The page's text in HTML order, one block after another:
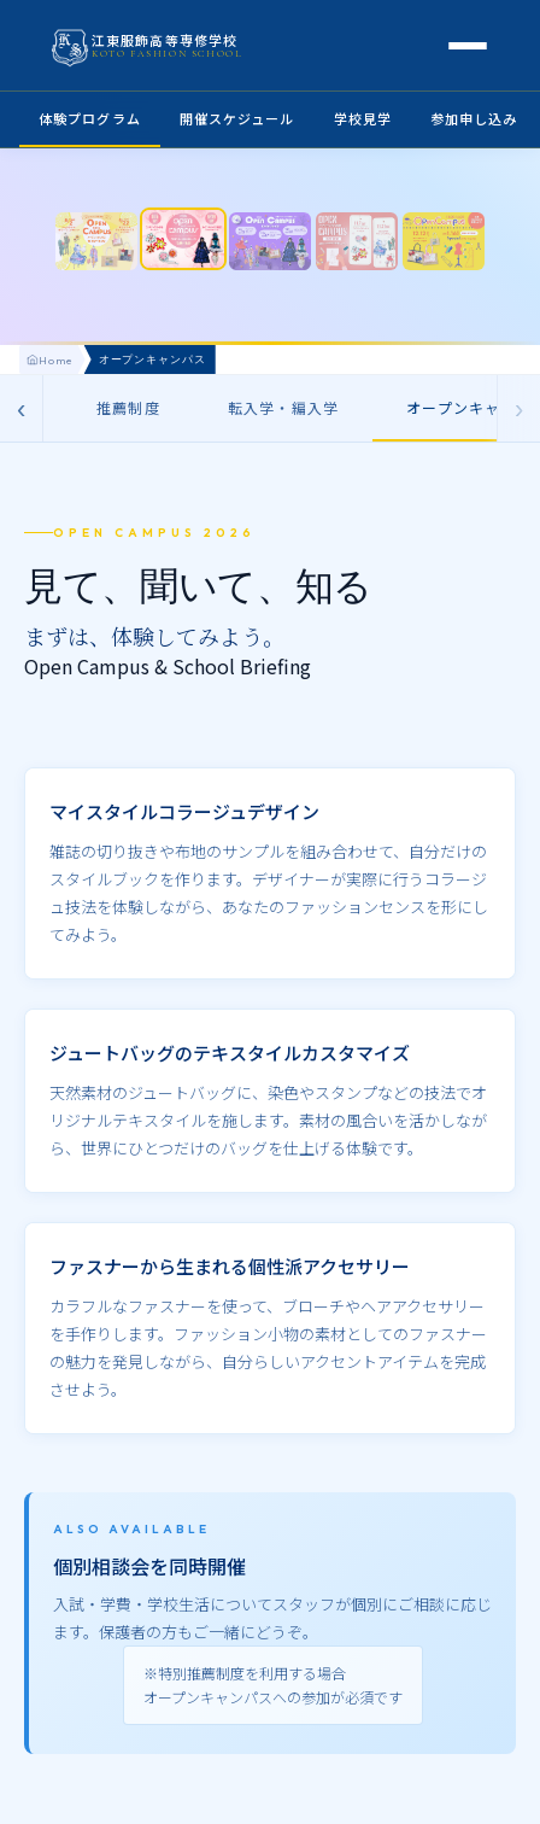
江東服飾高等専修学校
KOTO FASHION SCHOOL
学校案内
校長挨拶
アクセス
地方学生の方へ
授業内容
スクールライフ
生徒の1日
KOTO COLLECTION
進路・就職
入学案内
募集要項
転入学・編入学
オープンキャンパス
Home オープンキャンパス
‹
金 推薦制度 転入学・編入学 オープンキャンパ
›
体験プログラム 開催スケジュール 学校見学 参加申し込み
OPEN CAMPUS 2026
見て、聞いて、知る
まずは、体験してみよう。
Open Campus & School Briefing
マイスタイルコラージュデザイン
雑誌の切り抜きや布地のサンプルを組み合わせて、自分だけの
スタイルブックを作ります。デザイナーが実際に行うコラージ
ュ技法を体験しながら、あなたのファッションセンスを形にし
てみよう。
ジュートバッグのテキスタイルカスタマイズ
天然素材のジュートバッグに、染色やスタンプなどの技法でオ
リジナルテキスタイルを施します。素材の風合いを活かしなが
ら、世界にひとつだけのバッグを仕上げる体験です。
ファスナーから生まれる個性派アクセサリー
カラフルなファスナーを使って、ブローチやヘアアクセサリー
を手作りします。ファッション小物の素材としてのファスナー
の魅力を発見しながら、自分らしいアクセントアイテムを完成
させよう。
ALSO AVAILABLE
個別相談会を同時開催
入試・学費・学校生活についてスタッフが個別にご相談に応じ
ます。保護者の方もご一緒にどうぞ。
※特別推薦制度を利用する場合
オープンキャンパスへの参加が必須です